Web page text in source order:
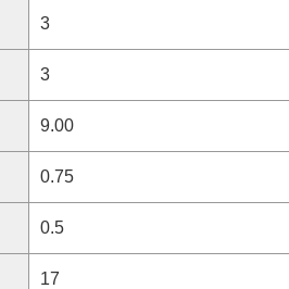
3
3
9.00
0.75
0.5
17